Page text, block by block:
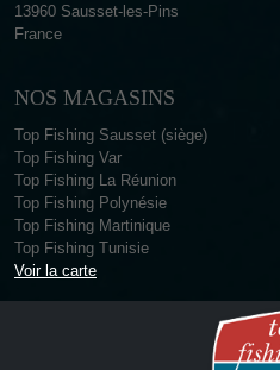
13960 Sausset-les-Pins
France
NOS MAGASINS
Top Fishing Sausset (siège)
Top Fishing Var
Top Fishing La Réunion
Top Fishing Polynésie
Top Fishing Martinique
Top Fishing Tunisie
Voir la carte